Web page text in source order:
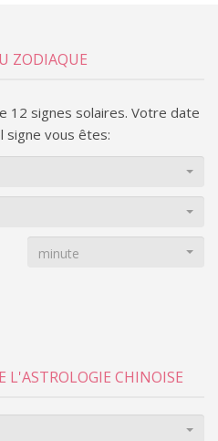
ZODIAQUE
12 signes solaires. Votre date
signe vous êtes:
minute
L'ASTROLOGIE CHINOISE